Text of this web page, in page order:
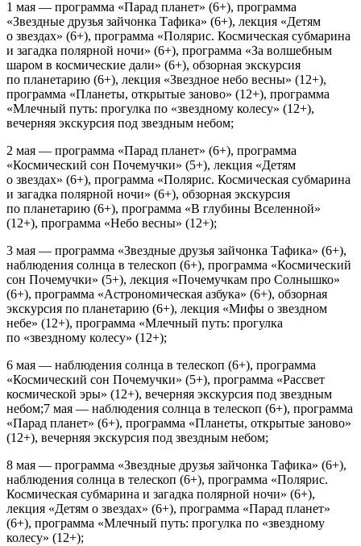
1 мая — программа «Парад планет» (6+), программа
«Звездные друзья зайчонка Тафика» (6+), лекция «Детям
о звездах» (6+), программа «Полярис. Космическая субмарина
и загадка полярной ночи» (6+), программа «За волшебным
шаром в космические дали» (6+), обзорная экскурсия
по планетарию (6+), лекция «Звездное небо весны» (12+),
программа «Планеты, открытые заново» (12+), программа
«Млечный путь: прогулка по «звездному колесу» (12+),
вечерняя экскурсия под звездным небом;
2 мая — программа «Парад планет» (6+), программа
«Космический сон Почемучки» (5+), лекция «Детям
о звездах» (6+), программа «Полярис. Космическая субмарина
и загадка полярной ночи» (6+), обзорная экскурсия
по планетарию (6+), программа «В глубины Вселенной»
(12+), программа «Небо весны» (12+);
3 мая — программа «Звездные друзья зайчонка Тафика» (6+),
наблюдения солнца в телескоп (6+), программа «Космический
сон Почемучки» (5+), лекция «Почемучкам про Солнышко»
(6+), программа «Астрономическая азбука» (6+), обзорная
экскурсия по планетарию (6+), лекция «Мифы о звездном
небе» (12+), программа «Млечный путь: прогулка
по «звездному колесу» (12+);
6 мая — наблюдения солнца в телескоп (6+), программа
«Космический сон Почемучки» (5+), программа «Рассвет
космической эры» (12+), вечерняя экскурсия под звездным
небом;7 мая — наблюдения солнца в телескоп (6+), программа
«Парад планет» (6+), программа «Планеты, открытые заново»
(12+), вечерняя экскурсия под звездным небом;
8 мая — программа «Звездные друзья зайчонка Тафика» (6+),
наблюдения солнца в телескоп (6+), программа «Полярис.
Космическая субмарина и загадка полярной ночи» (6+),
лекция «Детям о звездах» (6+), программа «Парад планет»
(6+), программа «Млечный путь: прогулка по «звездному
колесу» (12+);